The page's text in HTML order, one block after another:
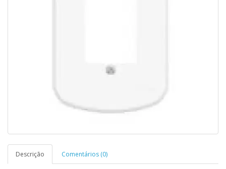
Descrição Comentários (0)